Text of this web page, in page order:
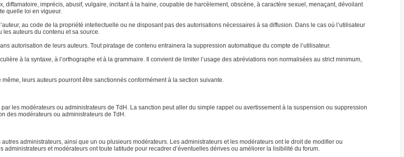
diffamatoire, imprécis, abusif, vulgaire, incitant à la haine, coupable de harcèlement, obscène, à caractère sexuel, menaçant, dévoilant
quelle loi en vigueur.
au code de la propriété intellectuelle ou ne disposant pas des autorisations nécessaires à sa diffusion. Dans le cas où l’utilisateur
auteurs du contenu et sa source.
autorisation de leurs auteurs. Tout piratage de contenu entrainera la suppression automatique du compte de l’utilisateur.
à la syntaxe, à l’orthographe et à la grammaire. Il convient de limiter l’usage des abréviations non normalisées au strict minimum,
leurs auteurs pourront être sanctionnés conformément à la section suivante.
les modérateurs ou administrateurs de TdH. La sanction peut aller du simple rappel ou avertissement à la suspension ou suppression
des modérateurs ou administrateurs de TdH.
administrateurs, ainsi que un ou plusieurs modérateurs. Les administrateurs et les modérateurs ont le droit de modifier ou
et modérateurs ont toute latitude pour recadrer d’éventuelles dérives ou améliorer la lisibilité du forum.